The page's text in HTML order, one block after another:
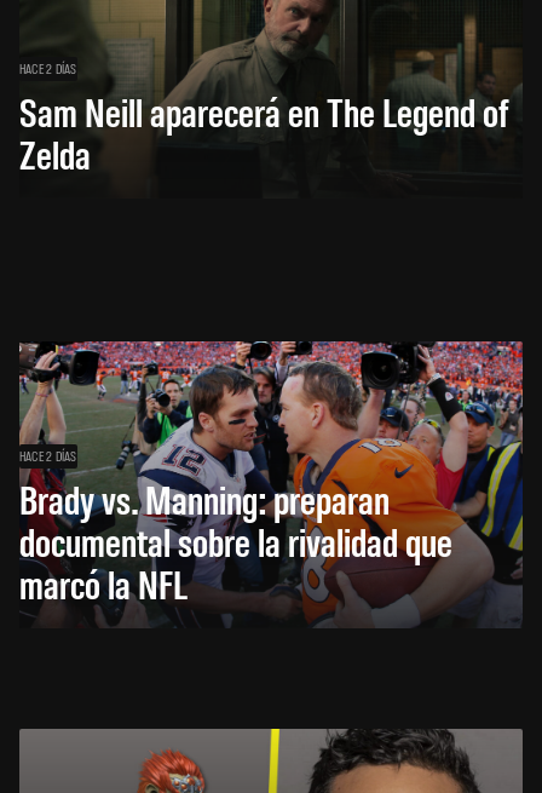
HACE 2 DÍAS
Sam Neill aparecerá en The Legend of
Zelda
HACE 2 DÍAS
Brady vs. Manning: preparan
documental sobre la rivalidad que
marcó la NFL